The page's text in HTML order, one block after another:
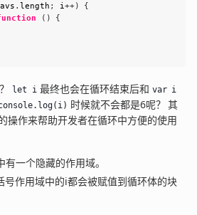
.length ; i++)
{
( )
{
let i 最终也会在循环结束后和 var i
时候就不会都是6呢？ 其
操作来帮助开发者在循环中方便的使用
一个隐藏的作用域。
号作用域中的i都会被赋值到循环体的块